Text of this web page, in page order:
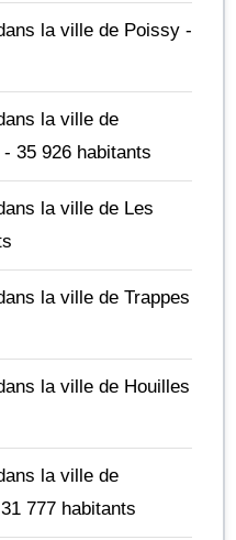
la ville de Poissy -
la ville de
- 35 926 habitants
la ville de Les
la ville de Trappes
la ville de Houilles
la ville de
777 habitants